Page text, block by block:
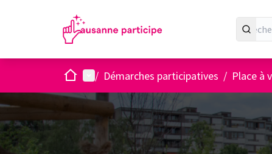
AccueilMenu principal
/ Démarches participatives / Place à